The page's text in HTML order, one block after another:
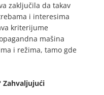
zaključila da takav
i interesima
kriterijume
mašina
i režima, tamo gde
Zahvaljujući